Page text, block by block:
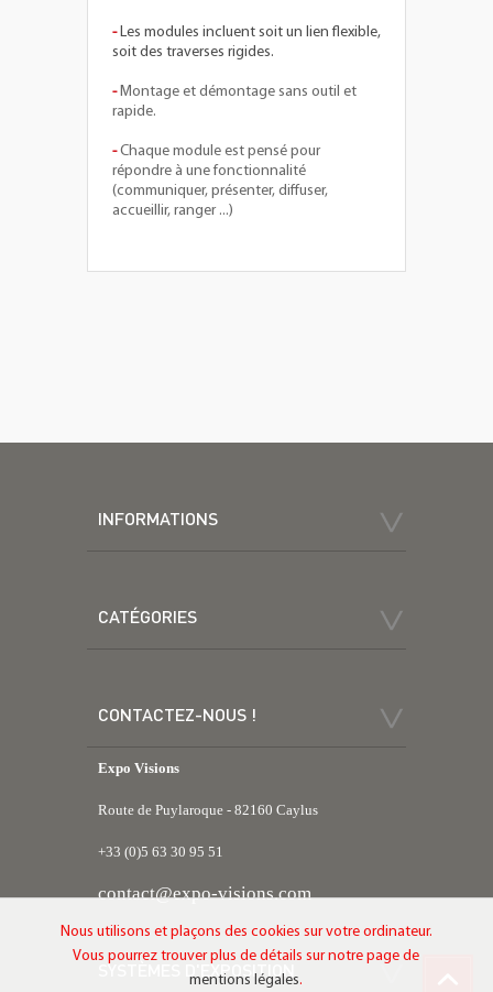
- Les modules incluent soit un lien flexible,
soit des traverses rigides.
- Montage et démontage sans outil et
rapide.
-Chaque module est pensé pour
répondre à une fonctionnalité
(communiquer, présenter, diffuser,
accueillir, ranger ...)
INFORMATIONS
CATÉGORIES
CONTACTEZ-NOUS !
Expo Visions
Route de Puylaroque - 82160 Caylus
+33 (0)5 63 30 95 51
contact@expo-visions.com
SYSTÈMES D'EXPOSITION
Nous utilisons et plaçons des cookies sur votre ordinateur.
Vous pourrez trouver plus de détails sur notre page de
mentions légales.